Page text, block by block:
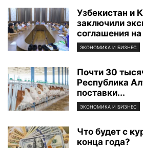
Узбекистан и
заключили
соглашения
ЭКОНОМИКА И БИЗНЕС
Почти 30
Республика
поставки...
ЭКОНОМИКА И БИЗНЕС
Что будет с
конца года?